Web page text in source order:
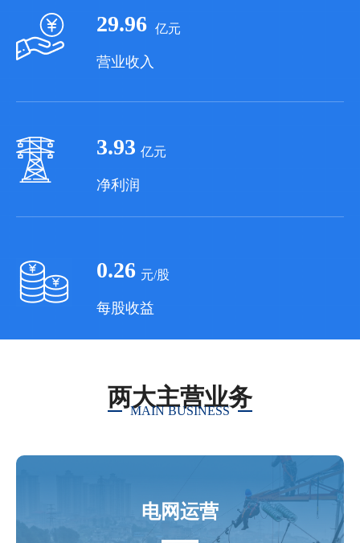
营业收入
29.96 亿元
净利润
3.93 亿元
每股收益
0.26 元/股
两大主营业务
MAIN BUSINESS
电网运营